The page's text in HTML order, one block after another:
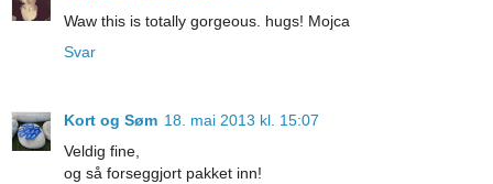
Waw this is totally gorgeous. hugs! Mojca
Svar
Kort og Søm 18. mai 2013 kl. 15:07
Veldig fine,
og så forseggjort pakket inn!